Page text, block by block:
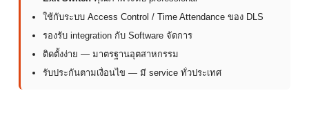
ใช้กับระบบ Access Control / Time Attendance ของ DLS
รองรับ integration กับ Software จัดการ
ติดตั้งง่าย — มาตรฐานอุตสาหกรรม
รับประกันตามเงื่อนไข — มี service ทั่วประเทศ